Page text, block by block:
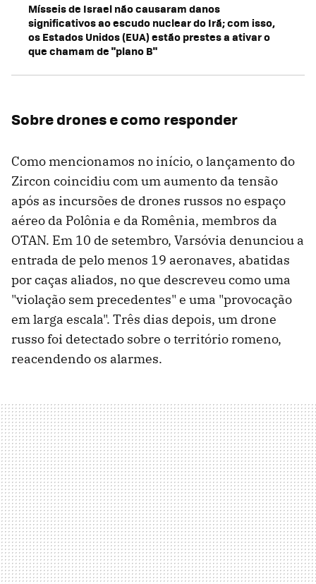
Mísseis de Israel não causaram danos
significativos ao escudo nuclear do Irã; com isso,
os Estados Unidos (EUA) estão prestes a ativar o
que chamam de "plano B"
Sobre drones e como responder
Como mencionamos no início, o lançamento do
Zircon coincidiu com um aumento da tensão
após as incursões de drones russos no espaço
aéreo da Polônia e da Romênia, membros da
OTAN. Em 10 de setembro, Varsóvia denunciou a
entrada de pelo menos 19 aeronaves, abatidas
por caças aliados, no que descreveu como uma
"violação sem precedentes" e uma "provocação
em larga escala". Três dias depois, um drone
russo foi detectado sobre o território romeno,
reacendendo os alarmes.